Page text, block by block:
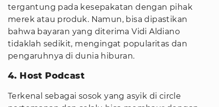
tergantung pada kesepakatan dengan pihak
merek atau produk. Namun, bisa dipastikan
bahwa bayaran yang diterima Vidi Aldiano
tidaklah sedikit, mengingat popularitas dan
pengaruhnya di dunia hiburan.
4. Host Podcast
Terkenal sebagai sosok yang asyik di circle